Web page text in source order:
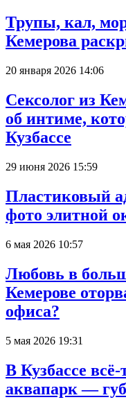
Трупы, кал,
Кемерова
20 января 2026 14:06
Сексолог из
об интиме,
Кузбассе
29 июня 2026 15:59
Пластиковый
фото элитной
6 мая 2026 10:57
Любовь в
Кемерове
офиса?
5 мая 2026 19:31
В Кузбассе
аквапарк —